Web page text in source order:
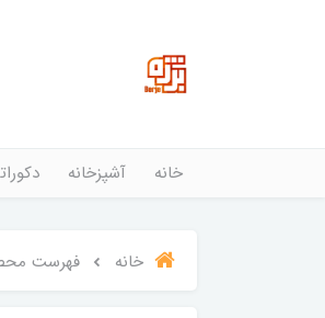
خانه آشپزخانه
خانه فهرست